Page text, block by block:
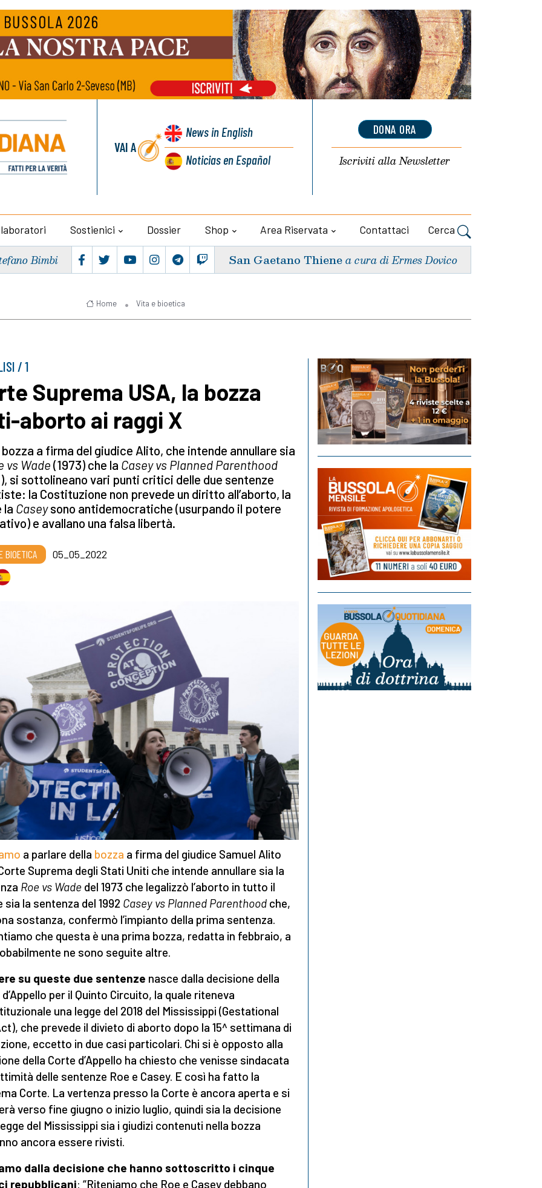
VAI A
Newsin English
Noticiasen Español
DONA ORA
Iscriviti allaNewsletter
Sostienici Dossier Shop Area Riservata Contattaci Cerca
Bimbi San Gaetano Thiene a cura di Ermes Dovico
Home Vita e bioetica
/ 1
Suprema USA, la bozza
aborto ai raggi X
a firma del giudice Alito, che intende annullare sia
vs Wade (1973) che la Casey vs Planned Parenthood
si sottolineano vari punti critici delle due sentenze
la Costituzione non prevede un diritto all’aborto, la
la Caseysono antidemocratiche (usurpando il potere
e avallano una falsa libertà.
BIOETICA 05_05_2022
a parlare della bozza a firma del giudice Samuel Alito
Suprema degli Stati Uniti che intende annullare sia la
Roe vs Wade del 1973 che legalizzò l’aborto in tutto il
sia la sentenza del 1992 Casey vs Planned Parenthood che,
sostanza, confermò l’impianto della prima sentenza.
che questa è una prima bozza, redatta in febbraio, a
ne sono seguite altre.
su queste due sentenze nasce dalla decisione della
per il Quinto Circuito, la quale riteneva
una legge del 2018 del Mississippi (Gestational
che prevede il divieto di aborto dopo la 15^ settimana di
eccetto in due casi particolari. Chi si è opposto alla
della Corte d’Appello ha chiesto che venisse sindacata
delle sentenze Roe e Casey. E così ha fatto la
Corte. La vertenza presso la Corte è ancora aperta e si
verso fine giugno o inizio luglio, quindi sia la decisione
del Mississippi sia i giudizi contenuti nella bozza
ancora essere rivisti.
dalla decisione che hanno sottoscritto i cinque
repubblicani: “Riteniamo che Roe e Casey debbano